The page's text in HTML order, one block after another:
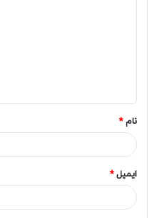
*
نام*
ایمیل*